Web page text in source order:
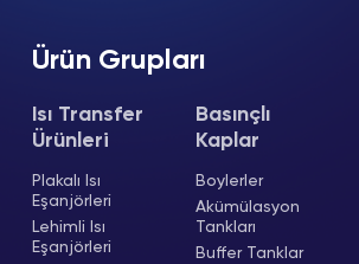
Ürün Grupları
Isı Transfer
Ürünleri
Plakalı Isı
Eşanjörleri
Lehimli Isı
Eşanjörleri
Basınçlı
Kaplar
Boylerler
Akümülasyon
Tankları
Buffer Tanklar